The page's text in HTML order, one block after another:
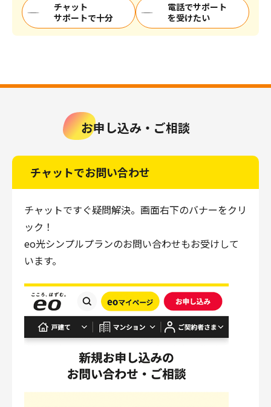
チャット
サポートで十分
電話でサポート
を受けたい
お申し込み・ご相談
チャットでお問い合わせ
チャットですぐ疑問解決。画面右下のバナーをクリ
ック！
eo光シンプルプランのお問い合わせもお受けして
います。